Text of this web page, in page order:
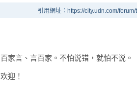
引用網址：https://city.udn.com/
百家言、言百家。不怕说错，就怕不说。
欢迎！